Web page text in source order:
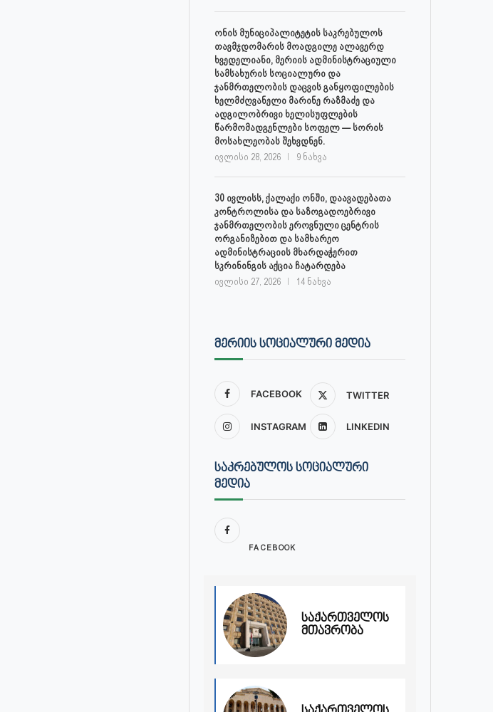
ონის მუნიციპალიტეტის საკრებულოს
თავმჯდომარის მოადგილე ალავერდ
ხვედელიანი, მერიის ადმინისტრაციული
სამსახურის სოციალური და
ჯანმრთელობის დაცვის განყოფილების
ხელმძღვანელი მარინე რაზმაძე და
ადგილობრივი ხელისუფლების
წარმომადგენლები სოფელ — სორის
მოსახლეობას შეხვდნენ.
ივლისი 28, 2026 9 ნახვა
30 ივლისს, ქალაქი ონში, დაავადებათა
კონტროლისა და საზოგადოებრივი
ჯანმრთელობის ეროვნული ცენტრის
ორგანიზებით და სამხარეო
ადმინისტრაციის მხარდაჭერით
სკრინინგის აქცია ჩატარდება
ივლისი 27, 2026 14 ნახვა
ᲛᲔᲠᲘᲘᲡ ᲡᲝᲪᲘᲐᲚᲣᲠᲘ ᲛᲔᲓᲘᲐ
FACEBOOK TWITTER
INSTAGRAM LINKEDIN
ᲡᲐᲙᲠᲔᲑᲣᲚᲝᲡ ᲡᲝᲪᲘᲐᲚᲣᲠᲘ
ᲛᲔᲓᲘᲐ
FACEBOOK
საქართველოს
მთავრობა